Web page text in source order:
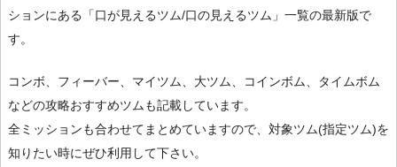
ションにある「口が見えるツム/口の見えるツム」一覧の最新版で
す。
コンボ、フィーバー、マイツム、大ツム、コインボム、タイムボム
などの攻略おすすめツムも記載しています。
全ミッションも合わせてまとめていますので、対象ツム(指定ツム)を
知りたい時にぜひ利用して下さい。